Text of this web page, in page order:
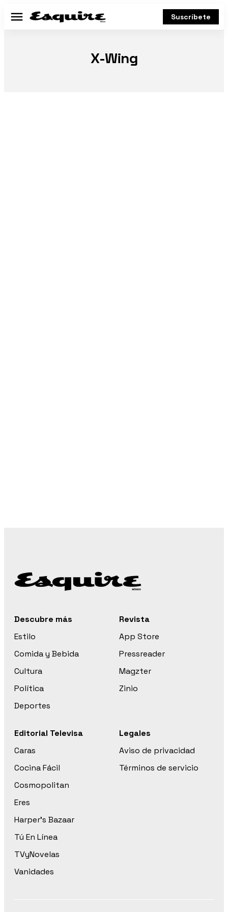
Menú Suscríbete
X-Wing
Descubre más
Estilo
Comida y Bebida
Cultura
Política
Deportes
Revista
App Store
Pressreader
Magzter
Zinio
Editorial Televisa
Caras
Cocina Fácil
Cosmopolitan
Eres
Harper’s Bazaar
Tú En Línea
TVyNovelas
Vanidades
Legales
Aviso de privacidad
Términos de servicio